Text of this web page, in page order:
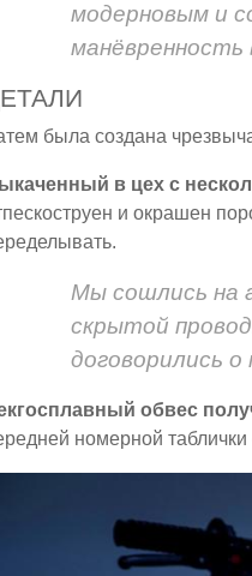
модерновым и
манёвренность
была создана
в цех с
и окрашен
Мы сошлись на
скрытой
договорились
обвес
номерной